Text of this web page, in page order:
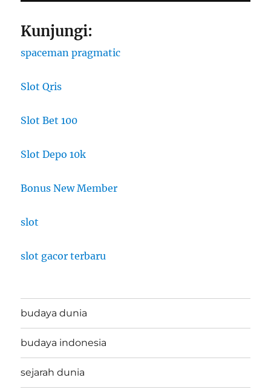
Kunjungi:
spaceman pragmatic
Slot Qris
Slot Bet 100
Slot Depo 10k
Bonus New Member
slot
slot gacor terbaru
budaya dunia
budaya indonesia
sejarah dunia